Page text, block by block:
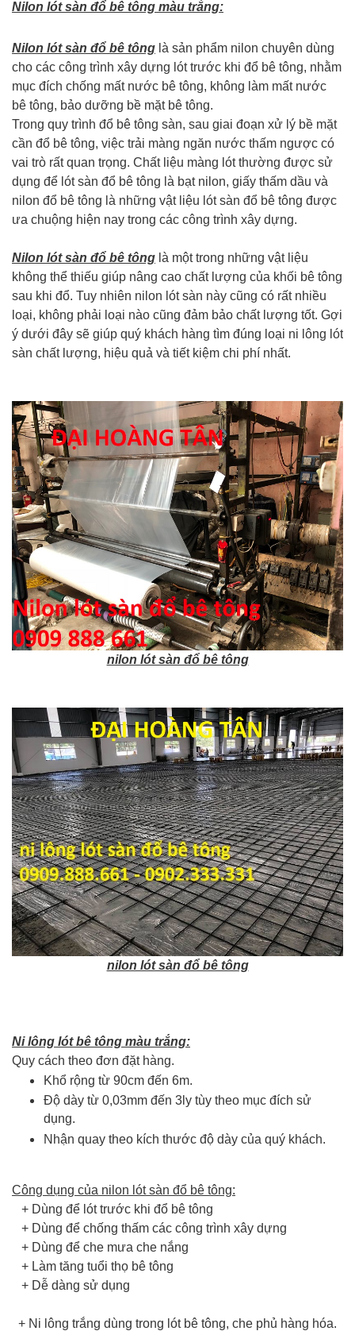
Nilon lót sàn đổ bê tông màu trắng:
Nilon lót sàn đổ bê tông là sản phẩm nilon chuyên dùng
cho các công trình xây dựng lót trước khi đổ bê tông, nhằm
mục đích chống mất nước bê tông, không làm mất nước
bê tông, bảo dưỡng bề mặt bê tông.
Trong quy trình đổ bê tông sàn, sau giai đoạn xử lý bề mặt
cần đổ bê tông, việc trải màng ngăn nước thấm ngược có
vai trò rất quan trọng. Chất liệu màng lót thường được sử
dụng để lót sàn đổ bê tông là bạt nilon, giấy thấm dầu và
nilon đổ bê tông là những vật liệu lót sàn đổ bê tông được
ưa chuộng hiện nay trong các công trình xây dựng.
Nilon lót sàn đổ bê tông là một trong những vật liệu
không thể thiếu giúp nâng cao chất lượng của khối bê tông
sau khi đổ. Tuy nhiên nilon lót sàn này cũng có rất nhiều
loại, không phải loại nào cũng đảm bảo chất lượng tốt. Gợi
ý dưới đây sẽ giúp quý khách hàng tìm đúng loại ni lông lót
sàn chất lượng, hiệu quả và tiết kiệm chi phí nhất.
nilon lót sàn đổ bê tông
nilon lót sàn đổ bê tông
Ni lông lót bê tông màu trắng:
Quy cách theo đơn đặt hàng.
Khổ rộng từ 90cm đến 6m.
Độ dày từ 0,03mm đến 3ly tùy theo mục đích sử
dụng.
Nhận quay theo kích thước độ dày của quý khách.
Công dụng của nilon lót sàn đổ bê tông:
+ Dùng để lót trước khi đổ bê tông
+ Dùng để chống thấm các công trình xây dựng
+ Dùng để che mưa che nắng
+ Làm tăng tuổi thọ bê tông
+ Dễ dàng sử dụng
+ Ni lông trắng dùng trong lót bê tông, che phủ hàng hóa.